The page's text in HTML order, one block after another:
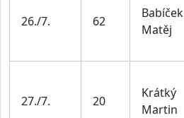
26./7. 62
Babíček
Matěj
27./7. 20
Krátký
Martin